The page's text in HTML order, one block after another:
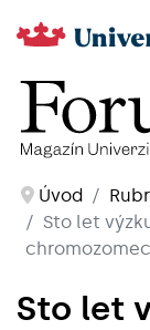
Úvod
Sto let
Sto let